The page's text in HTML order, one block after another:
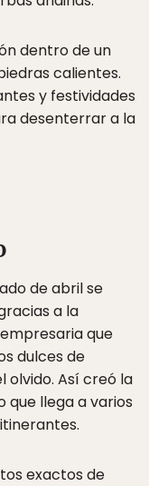
dentro de un
calientes.
y festividades
desenterrar a la
de abril se
a la
que
dulces de
olvido. Así creó la
que llega a varios
exactos de